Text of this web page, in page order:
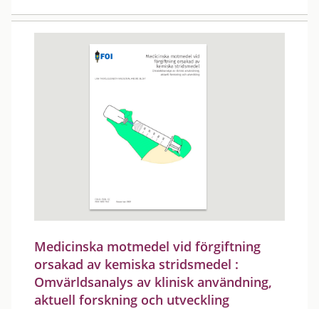
Medicinska motmedel vid förgiftning
orsakad av kemiska stridsmedel :
Omvärldsanalys av klinisk användning,
aktuell forskning och utveckling